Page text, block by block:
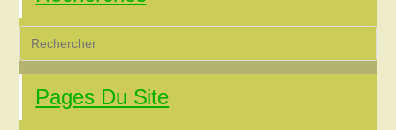
Pages Du Site